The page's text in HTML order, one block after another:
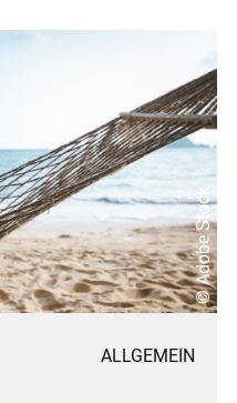
© Adobe Stock
ALLGEMEIN